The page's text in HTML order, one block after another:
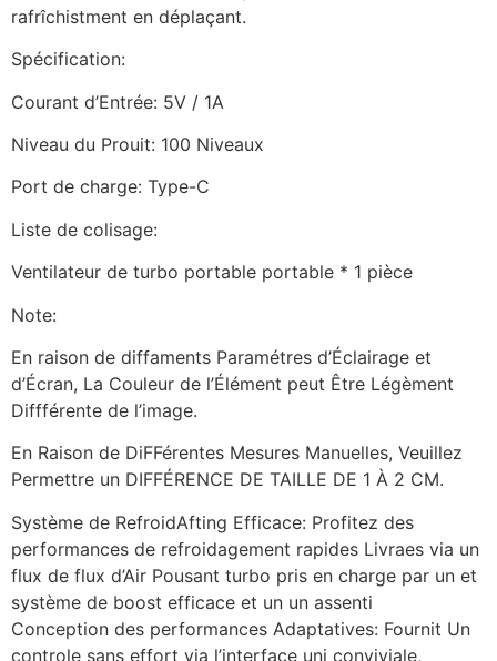
rafrîchistment en déplaçant.
Spécification:
Courant d’Entrée: 5V / 1A
Niveau du Prouit: 100 Niveaux
Port de charge: Type-C
Liste de colisage:
Ventilateur de turbo portable portable * 1 pièce
Note:
En raison de diffaments Paramétres d’Éclairage et
d’Écran, La Couleur de l’Élément peut Être Légèment
Diffférente de l’image.
En Raison de DiFFérentes Mesures Manuelles, Veuillez
Permettre un DIFFÉRENCE DE TAILLE DE 1 À 2 CM.
Système de RefroidAfting Efficace: Profitez des
performances de refroidagement rapides Livraes via un
flux de flux d’Air Pousant turbo pris en charge par un et
système de boost efficace et un un assenti
Conception des performances Adaptatives: Fournit Un
controle sans effort via l’interface uni conviviale,